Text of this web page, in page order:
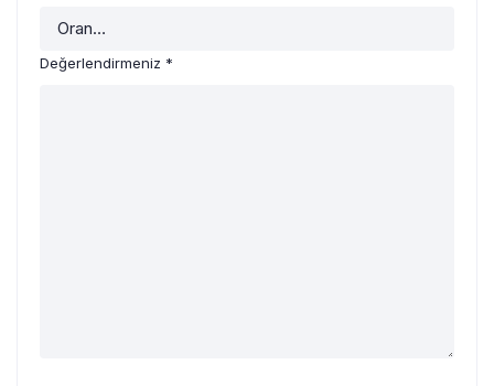
Değerlendirmeniz *